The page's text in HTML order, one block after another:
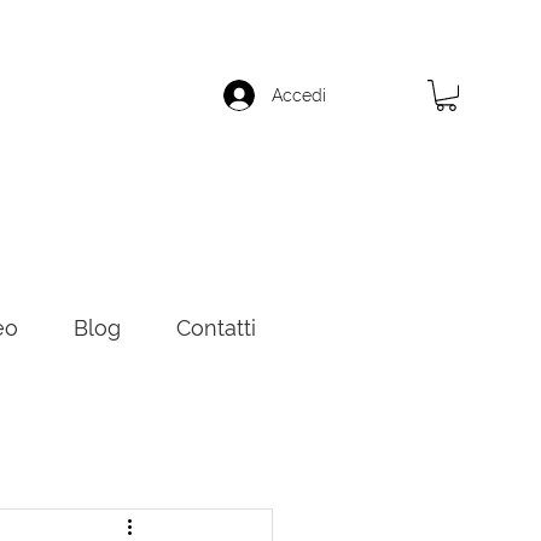
Accedi
Blog Contatti